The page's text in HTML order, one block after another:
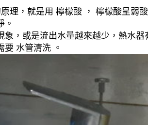
理，就是用 檸檬酸 ， 檸檬酸呈弱
。
，或是流出水量越來越少，熱水
水管清洗 。